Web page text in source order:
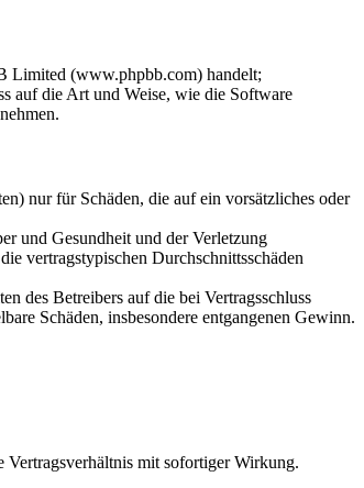
Limited (www.phpbb.com) handelt;
auf die Art und Weise, wie die Software
nur für Schäden, die auf ein vorsätzliches oder
und Gesundheit und der Verletzung
vertragstypischen Durchschnittsschäden
des Betreibers auf die bei Vertragsschluss
Schäden, insbesondere entgangenen Gewinn.
Vertragsverhältnis mit sofortiger Wirkung.